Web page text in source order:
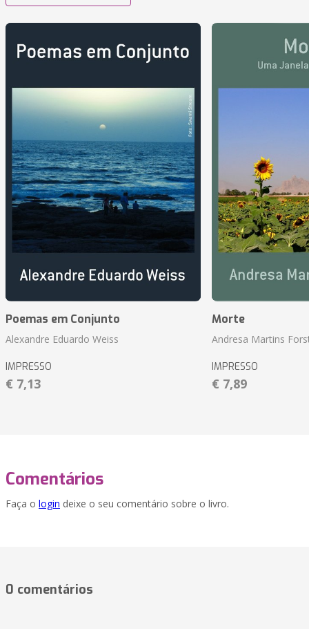
Poemas em Conjunto
Alexandre Eduardo Weiss
IMPRESSO
€ 7,13
Morte
Andresa Martins
IMPRESSO
€ 7,89
Comentários
Faça o login deixe o seu comentário sobre o livro.
0 comentários